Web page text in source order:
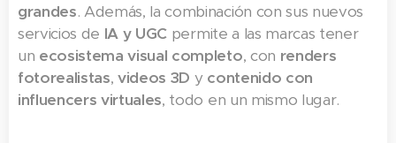
grandes. Además, la combinación con sus nuevos
servicios de IA y UGC permite a las marcas tener
un ecosistema visual completo, con renders
fotorealistas,videos 3D y contenido con
influencers virtuales, todo en un mismo lugar.